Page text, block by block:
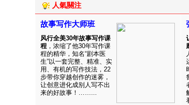
人氣關注
故事写作大师班
风行全美30年故事写作课
程 ，浓缩了他30年写作课
程的精华，知名“剧本医
生”以一套完整、精准、实
用、有机的写作技法，22
步带你穿越创作的迷雾，
让创意进化成别人写不出
来的好故事！……...